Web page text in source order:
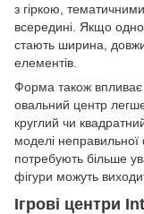
з гіркою,
всередині. Якщо
стають ширина,
елементів.
Форма також
овальний центр
круглий чи
моделі
потребують більше
фігури можуть
Ігрові центри